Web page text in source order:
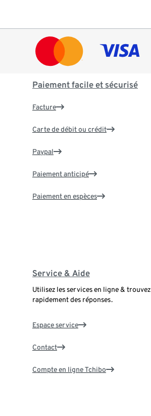
Paiement facile et sécurisé
Facture
Carte de débit ou crédit
Paypal
Paiement anticipé
Paiement en espèces
Service & Aide
Utilisez les services en ligne & trouvez
rapidement des réponses.
Espace service
Contact
Compte en ligne Tchibo